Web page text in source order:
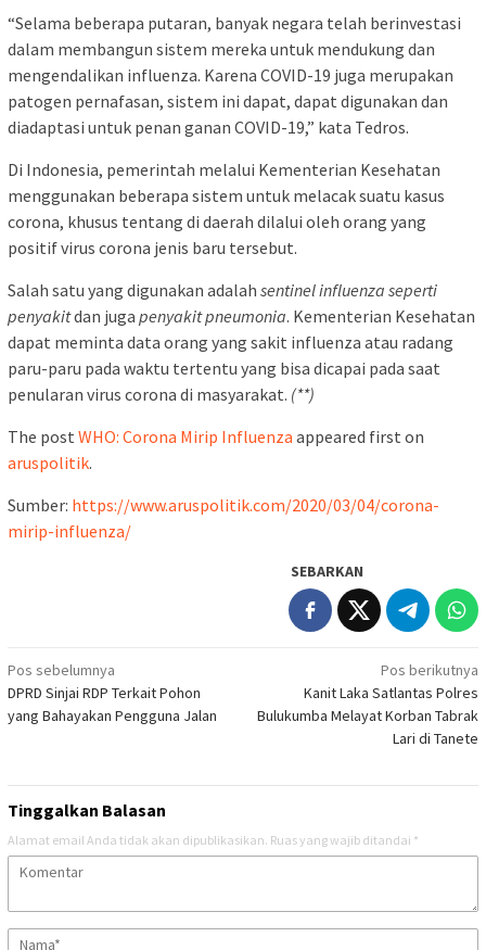
“Selama beberapa putaran, banyak negara telah berinvestasi
dalam membangun sistem mereka untuk mendukung dan
mengendalikan influenza. Karena COVID-19 juga merupakan
patogen pernafasan, sistem ini dapat, dapat digunakan dan
diadaptasi untuk penan ganan COVID-19,” kata Tedros.
Di Indonesia, pemerintah melalui Kementerian Kesehatan
menggunakan beberapa sistem untuk melacak suatu kasus
corona, khusus tentang di daerah dilalui oleh orang yang
positif virus corona jenis baru tersebut.
Salah satu yang digunakan adalah sentinel influenza seperti
penyakitdan juga penyakit pneumonia. Kementerian Kesehatan
dapat meminta data orang yang sakit influenza atau radang
paru-paru pada waktu tertentu yang bisa dicapai pada saat
penularan virus corona di masyarakat. (**)
The post WHO: Corona Mirip Influenza appeared first on
aruspolitik.
Sumber: https://www.aruspolitik.com/2020/03/04/corona-
mirip-influenza/
SEBARKAN
Navigasi
pos
Pos sebelumnya
DPRD Sinjai RDP Terkait Pohon
yang Bahayakan Pengguna Jalan
Pos berikutnya
Kanit Laka Satlantas Polres
Bulukumba Melayat Korban Tabrak
Lari di Tanete
Tinggalkan Balasan
Alamat email Anda tidak akan dipublikasikan. Ruas yang wajib ditandai *